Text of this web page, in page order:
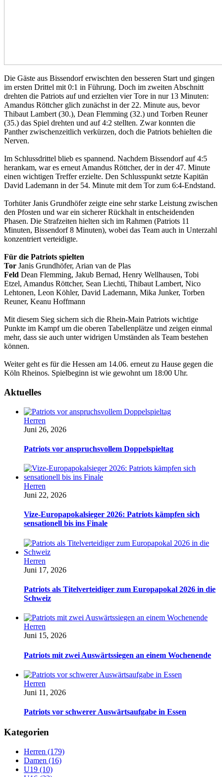
Die Gäste aus Bissendorf erwischten den besseren Start und gingen
im ersten Drittel mit 0:1 in Führung. Doch im zweiten Abschnitt
drehten die Patriots auf und erzielten vier Tore in nur 13 Minuten:
Amandus Röttcher glich zunächst in der 22. Minute aus, bevor
Thibaut Lambert (30.), Dean Flemming (32.) und Torben Reuner
(35.) das Spiel drehten und auf 4:2 stellten. Zwar konnten die
Panther zwischenzeitlich verkürzen, doch die Patriots behielten die
Nerven.
Im Schlussdrittel blieb es spannend. Nachdem Bissendorf auf 4:5
herankam, war es erneut Amandus Röttcher, der in der 47. Minute
einen wichtigen Treffer erzielte. Den Schlusspunkt setzte Kapitän
David Lademann in der 54. Minute mit dem Tor zum 6:4-Endstand.
Torhüter Janis Grundhöfer zeigte eine sehr starke Leistung zwischen
den Pfosten und war ein sicherer Rückhalt in entscheidenden
Phasen. Die Strafzeiten hielten sich im Rahmen (Patriots 11
Minuten, Bissendorf 8 Minuten), wobei das Team auch in Unterzahl
konzentriert verteidigte.
Für die Patriots spielten
Tor Janis Grundhöfer, Arian van de Plas
Feld Dean Flemming, Jakub Bernad, Henry Wellhausen, Tobi
Etzel, Amandus Röttcher, Sean Liechti, Thibaut Lambert, Nico
Lehtonen, Leon Köhler, David Lademann, Mika Junker, Torben
Reuner, Keanu Hoffmann
Mit diesem Sieg sichern sich die Rhein-Main Patriots wichtige
Punkte im Kampf um die oberen Tabellenplätze und zeigen einmal
mehr, dass sie auch unter widrigen Umständen als Team bestehen
können.
Weiter geht es für die Hessen am 14.06. erneut zu Hause gegen die
Köln Rheinos. Spielbeginn ist wie gewohnt um 18:00 Uhr.
Aktuelles
Herren
Juni 26, 2026
Patriots vor anspruchsvollem Doppelspieltag
Herren
Juni 22, 2026
Vize-Europapokalsieger 2026: Patriots kämpfen sich
sensationell bis ins Finale
Herren
Juni 17, 2026
Patriots als Titelverteidiger zum Europapokal 2026 in die
Schweiz
Herren
Juni 15, 2026
Patriots mit zwei Auswärtssiegen an einem Wochenende
Herren
Juni 11, 2026
Patriots vor schwerer Auswärtsaufgabe in Essen
Kategorien
Herren (179)
Damen (16)
U19 (10)